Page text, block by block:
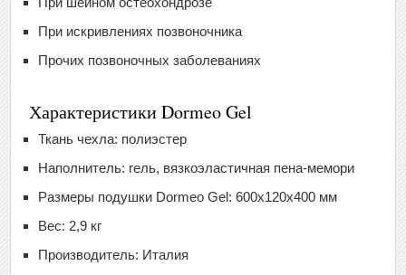
При искривлениях позвоночника
Прочих позвоночных заболеваниях
Характеристики Dormeo Gel
Ткань чехла: полиэстер
Наполнитель: гель, вязкоэластичная пена-мемори
Размеры подушки Dormeo Gel: 600x120x400 мм
Вес: 2,9 кг
Производитель: Италия